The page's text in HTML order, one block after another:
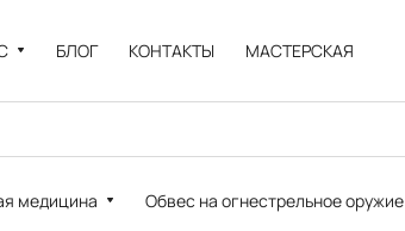
БЛОГ КОНТАКТЫ МАСТЕРСКАЯ
медицина Обвес на огнестрельное оружие